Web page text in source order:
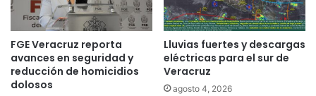
FGE Veracruz reporta
avances en seguridad y
reducción de homicidios
dolosos
Lluvias fuertes y descargas
eléctricas para el sur de
Veracruz
agosto 4, 2026